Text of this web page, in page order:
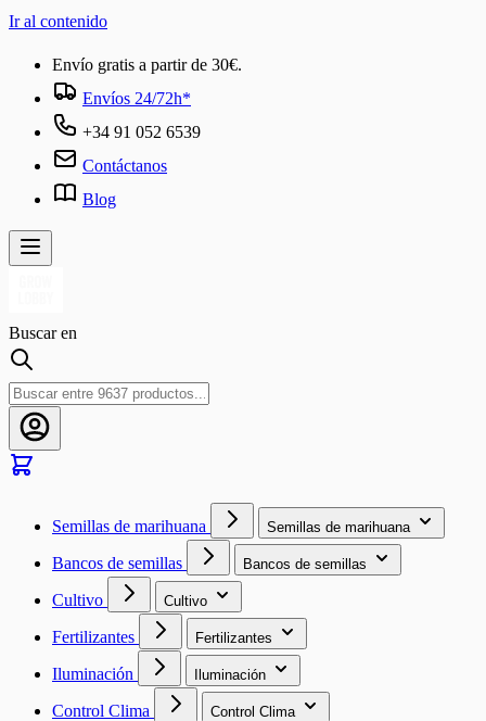
Ir al contenido
Envío gratis a partir de 30€.
Envíos 24/72h*
+34 91 052 6539
Contáctanos
Blog
Buscar en
Semillas de marihuana Semillas de marihuana
Bancos de semillas Bancos de semillas
Cultivo Cultivo
Fertilizantes Fertilizantes
Iluminación Iluminación
Control Clima Control Clima